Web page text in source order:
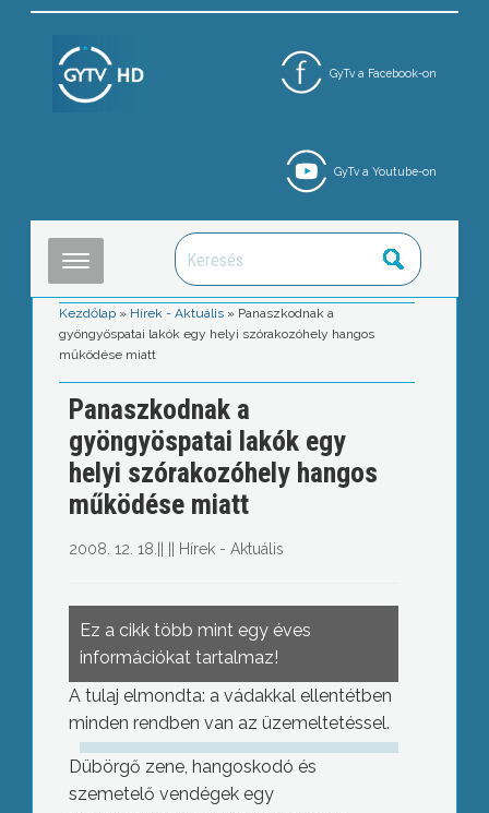
GyTv a Facebook-on
GyTv a Youtube-on
Kezdőlap » Hírek - Aktuális » Panaszkodnak a
gyöngyöspatai lakók egy helyi szórakozóhely hangos
működése miatt
Panaszkodnak a
gyöngyöspatai lakók egy
helyi szórakozóhely hangos
működése miatt
2008. 12. 18. Hírek - Aktuális
Ez a cikk több mint egy éves
információkat tartalmaz!
A tulaj elmondta: a vádakkal ellentétben
minden rendben van az üzemeltetéssel.
Dübörgő zene, hangoskodó és
szemetelő vendégek egy